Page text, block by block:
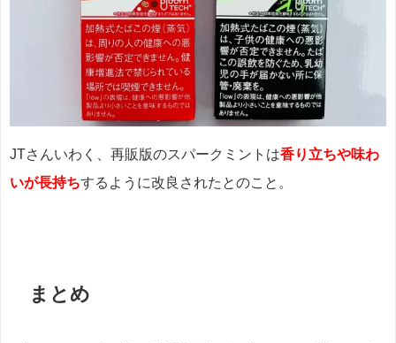
JTさんいわく、再販版のスパークミントは香り立ちや味わ
いが長持ちするように改良されたとのこと。
まとめ